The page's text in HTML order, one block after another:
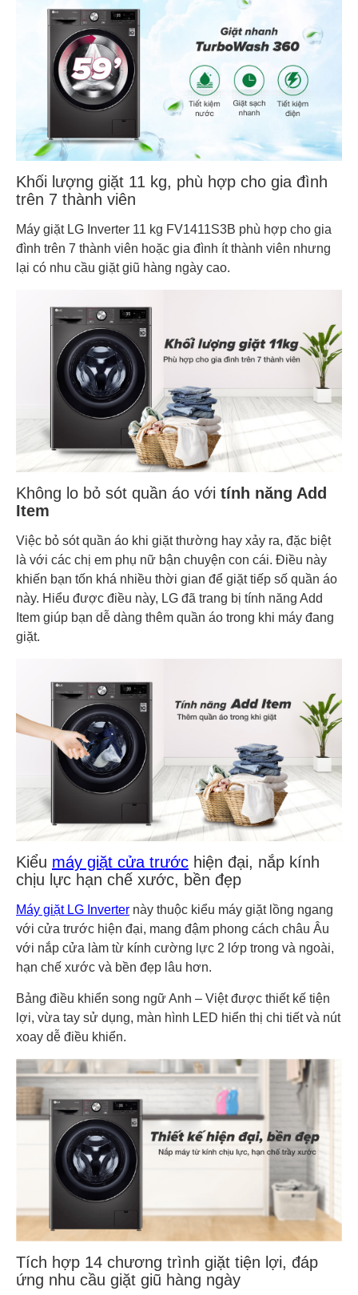
Khối lượng giặt 11 kg, phù hợp cho gia đình
trên 7 thành viên
Máy giặt LG Inverter 11 kg FV1411S3B phù hợp cho gia
đình trên 7 thành viên hoặc gia đình ít thành viên nhưng
lại có nhu cầu giặt giũ hàng ngày cao.
Không lo bỏ sót quần áo với tính năng Add
Item
Việc bỏ sót quần áo khi giặt thường hay xảy ra, đặc biệt
là với các chị em phụ nữ bận chuyện con cái. Điều này
khiến bạn tốn khá nhiều thời gian để giặt tiếp số quần áo
này. Hiểu được điều này, LG đã trang bị tính năng Add
Item giúp bạn dễ dàng thêm quần áo trong khi máy đang
giặt.
Kiểu máy giặt cửa trước hiện đại, nắp kính
chịu lực hạn chế xước, bền đẹp
Máy giặt LG Inverter này thuộc kiểu máy giặt lồng ngang
với cửa trước hiện đại, mang đậm phong cách châu Âu
với nắp cửa làm từ kính cường lực 2 lớp trong và ngoài,
hạn chế xước và bền đẹp lâu hơn.
Bảng điều khiển song ngữ Anh – Việt được thiết kế tiện
lợi, vừa tay sử dụng, màn hình LED hiển thị chi tiết và nút
xoay dễ điều khiển.
Tích hợp 14 chương trình giặt tiện lợi, đáp
ứng nhu cầu giặt giũ hàng ngày